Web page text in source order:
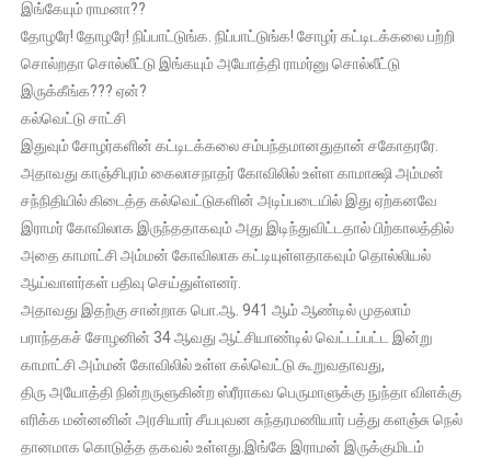
இங்கேயும் ராமனா??
தோழரே! தோழரே! நிப்பாட்டுங்க. நிப்பாட்டுங்க! சோழர் கட்டிடக்கலை பற்றி
சொல்றதா சொல்லீட்டு இங்கயும் அயோத்தி ராமர்னு சொல்லீட்டு
இருக்கீங்க??? ஏன்?
கல்வெட்டு சாட்சி
இதுவும் சோழர்களின் கட்டிடக்கலை சம்பந்தமானதுதான் சகோதரரே.
அதாவது காஞ்சிபுரம் கைலாசநாதர் கோவிலில் உள்ள காமாக்ஷி அம்மன்
சந்நிதியில் கிடைத்த கல்வெட்டுகளின் அடிப்படையில் இது ஏற்கனவே
இராமர் கோவிலாக இருந்ததாகவும் அது இடிந்துவிட்டதால் பிற்காலத்தில்
அதை காமாட்சி அம்மன் கோவிலாக கட்டியுள்ளதாகவும் தொல்லியல்
ஆய்வாளர்கள் பதிவு செய்துள்ளனர்.
அதாவது இதற்கு சான்றாக பொ.ஆ. 941 ஆம் ஆண்டில் முதலாம்
பராந்தகச் சோழனின் 34 ஆவது ஆட்சியாண்டில் வெட்டப்பட்ட இன்று
காமாட்சி அம்மன் கோவிலில் உள்ள கல்வெட்டு கூறுவதாவது,
திரு அயோத்தி நின்றருளுகின்ற ஸ்ரீராகவ பெருமாளுக்கு நுந்தா விளக்கு
எரிக்க மன்னனின் அரசியார் சீயபுவன சுந்தரமணியார் பத்து களஞ்சு நெல்
தானமாக கொடுத்த தகவல் உள்ளது.இங்கே இராமன் இருக்குமிடம்